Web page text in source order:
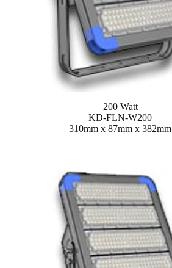
200 Watt
KD-FLN-W200
310mm x 87mm x 382mm